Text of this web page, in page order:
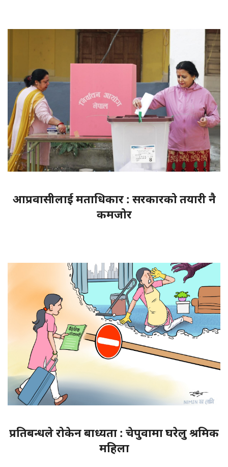
आप्रवासीलाई मताधिकार : सरकारको तयारी नै
कमजोर
प्रतिबन्धले रोकेन बाध्यता : चेपुवामा घरेलु श्रमिक
महिला